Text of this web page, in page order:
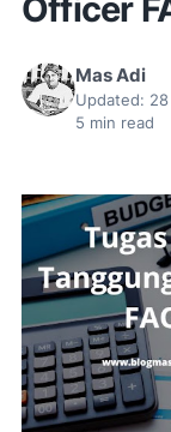
Officer
Mas Adi
Updated:
5 min read